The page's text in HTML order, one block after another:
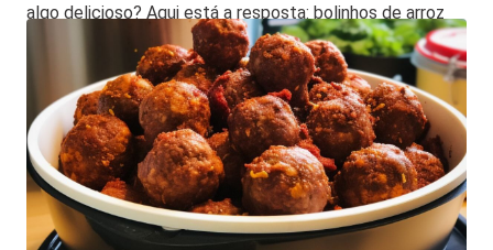
algo delicioso? Aqui está a resposta: bolinhos de arroz
com queijo na Airfryer! Não é apenas uma receita fácil,
mas também uma ótima maneira de dar nova vida